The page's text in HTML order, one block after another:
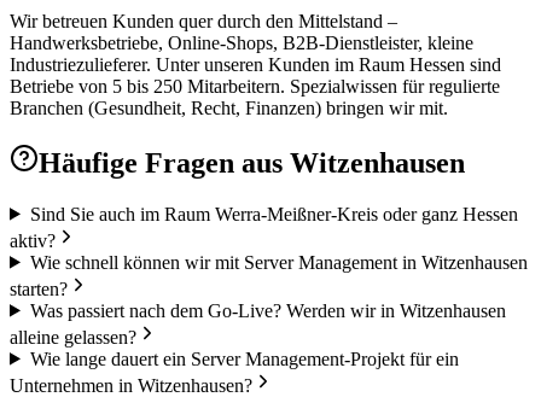
Wir betreuen Kunden quer durch den Mittelstand –
Handwerksbetriebe, Online-Shops, B2B-Dienstleister, kleine
Industriezulieferer. Unter unseren Kunden im Raum Hessen sind
Betriebe von 5 bis 250 Mitarbeitern. Spezialwissen für regulierte
Branchen (Gesundheit, Recht, Finanzen) bringen wir mit.
Häufige Fragen aus Witzenhausen
Sind Sie auch im Raum Werra-Meißner-Kreis oder ganz Hessen
aktiv?
Wie schnell können wir mit Server Management in Witzenhausen
starten?
Was passiert nach dem Go-Live? Werden wir in Witzenhausen
alleine gelassen?
Wie lange dauert ein Server Management-Projekt für ein
Unternehmen in Witzenhausen?